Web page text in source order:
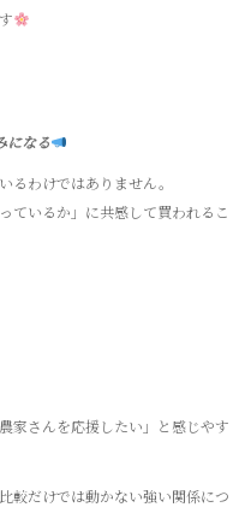
になる
るわけではありません。
ているか」に共感して買われるこ
家さんを応援したい」と感じやす
較だけでは動かない強い関係につ